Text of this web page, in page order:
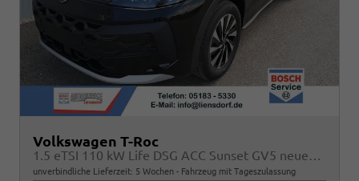
Volkswagen T-Roc
1.5 eTSI 110 kW Life DSG ACC Sunset GV5 neues Modell
unverbindliche Lieferzeit: 5 Wochen Fahrzeug mit Tageszulassung